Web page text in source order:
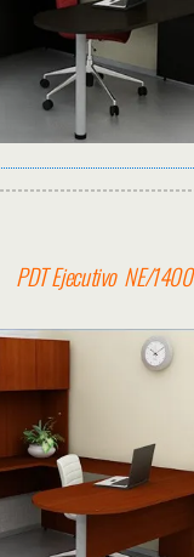
PDT Ejecutivo NE/1400